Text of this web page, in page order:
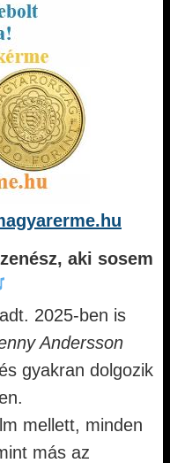
aki sosem
2025-ben is
Andersson
gyakran dolgozik
mellett, minden
más az